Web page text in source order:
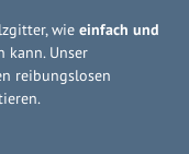
wie einfach und
kann. Unser
reibungslosen